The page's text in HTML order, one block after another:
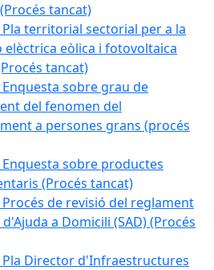
tancat)
Pla territorial sectorial per a la
elèctrica eòlica i fotovoltaica
tancat)
Enquesta sobre grau de
del fenomen del
a persones grans (procés
Enquesta sobre productes
(Procés tancat)
Procés de revisió del reglament
a Domicili (SAD) (Procés
Pla Director d'Infraestructures